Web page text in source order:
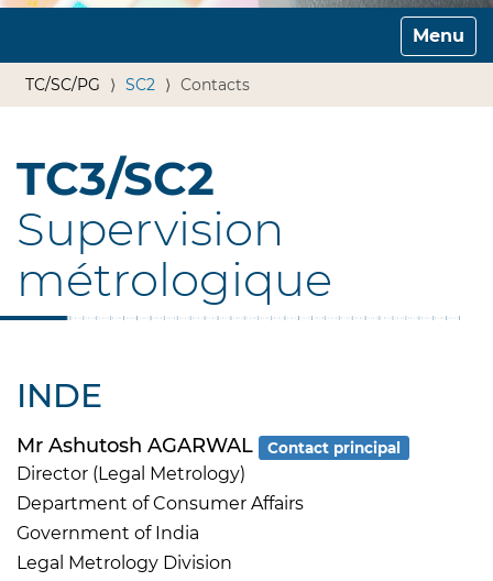
Toggle
TC/SC/PG SC2 Contacts
TC3/SC2
Supervision
métrologique
INDE
Mr Ashutosh AGARWAL Contact principal
Director (Legal Metrology)
Department of Consumer Affairs
Government of India
Legal Metrology Division